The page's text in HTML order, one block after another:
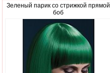
Зеленый парик со стрижкой прямой
боб